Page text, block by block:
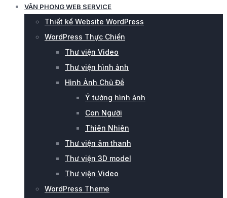
VÂN PHONG WEB SERVICE
Thiết kế Website WordPress
WordPress Thực Chiến
Thư viện Video
Thư viện hình ảnh
Hình Ảnh Chủ Đề
Ý tưởng hình ảnh
Con Người
Thiên Nhiên
Thư viện âm thanh
Thư viện 3D model
Thư viện Video
WordPress Theme